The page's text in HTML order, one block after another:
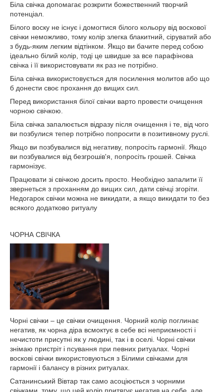
Біла свічка допомагає розкрити божественний творчий
потенціал.
Білого воску не існує і домогтися білого кольору від воскової
свічки неможливо, тому колір злегка блакитний, сіруватий або
з будь-яким легким відтінком. Якщо ви бачите перед собою
ідеально білий колір, тоді це швидше за все парафінова
свічка і її використовувати як раз не потрібно.
Біла свічка використовується для посилення молитов або що
б донести своє прохання до вищих сил.
Перед використання білої свічки варто провести очищення
чорною свічкою.
Біла свічка запалюється відразу після очищення і те, від чого
ви позбулися тепер потрібно попросити в позитивному руслі.
Якщо ви позбувалися від негативу, попросіть гармонії. Якщо
ви позбувалися від безгрошів'я, попросіть грошей. Свічка
гармонізує.
Працювати зі свічкою досить просто. Необхідно запалити її
звернеться з проханням до вищих сил, дати свічці згоріти.
Недогарок свічки можна не викидати, а якщо викидати то без
всякого додатково ритуалу
ЧОРНА СВІЧКА
Чорні свічки – це свічки очищення. Чорний колір поглинає
негатив, як чорна діра всмоктує в себе всі неприємності і
нечистоти присутні як у людині, так і в оселі. Чорні свічки
знімаю пристріт і псування при певних ритуалах. Чорні
воскові свічки використовуються з Білими свічками для
гармонії і балансу в різних ритуалах.
Сатанинський Вівтар так само асоціюється з чорними